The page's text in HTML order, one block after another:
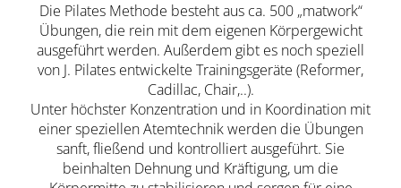
Die Pilates Methode besteht aus ca. 500 „matwork“
Übungen, die rein mit dem eigenen Körpergewicht
ausgeführt werden. Außerdem gibt es noch speziell
von J. Pilates entwickelte Trainingsgeräte (Reformer,
Cadillac, Chair,..).
Unter höchster Konzentration und in Koordination mit
einer speziellen Atemtechnik werden die Übungen
sanft, fließend und kontrolliert ausgeführt. Sie
beinhalten Dehnung und Kräftigung, um die